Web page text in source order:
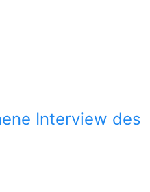
Interview des